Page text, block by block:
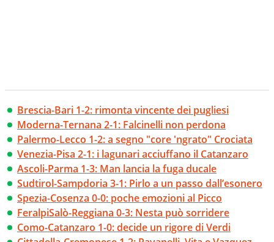
Brescia-Bari 1-2: rimonta vincente dei pugliesi
Moderna-Ternana 2-1: Falcinelli non perdona
Palermo-Lecco 1-2: a segno "core 'ngrato" Crociata
Venezia-Pisa 2-1: i lagunari acciuffano il Catanzaro
Ascoli-Parma 1-3: Man lancia la fuga ducale
Sudtirol-Sampdoria 3-1: Pirlo a un passo dall’esonero
Spezia-Cosenza 0-0: poche emozioni al Picco
FeralpiSalò-Reggiana 0-3: Nesta può sorridere
Como-Catanzaro 1-0: decide un rigore di Verdi